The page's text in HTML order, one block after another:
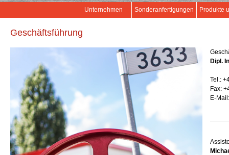
Unternehmen Sonderanfertigungen Produkte
Geschäftsführung
Dipl.
Tel.:
Fax:
E-